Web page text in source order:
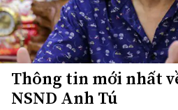
Thông tin mới nhất
NSND Anh Tú